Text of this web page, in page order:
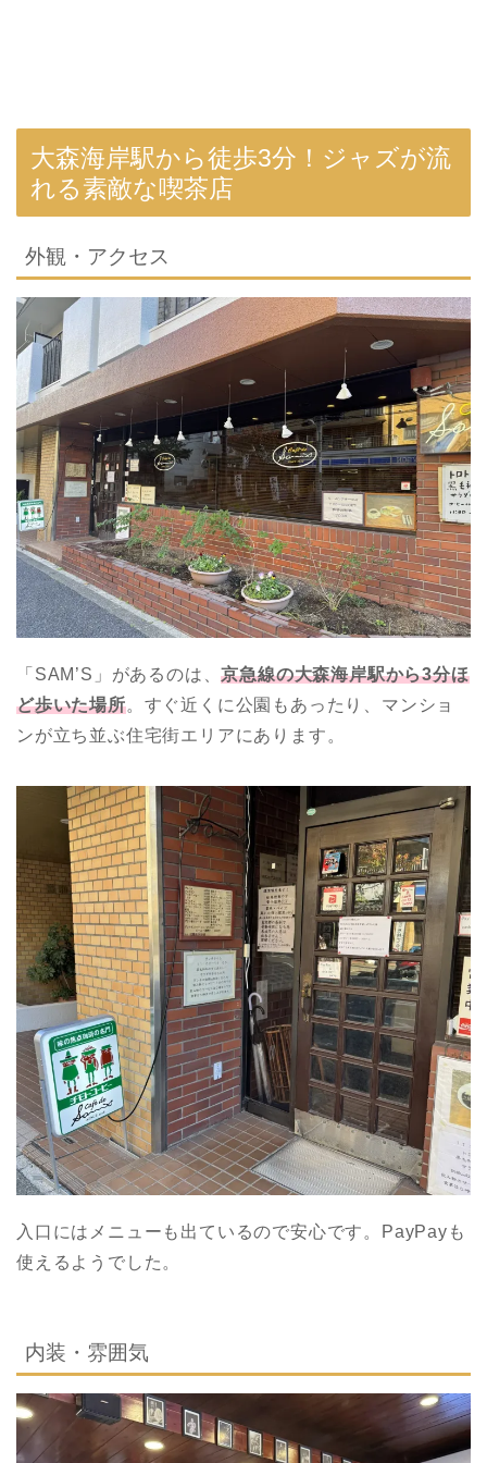
大森海岸駅から徒歩3分！ジャズが流
れる素敵な喫茶店
外観・アクセス
「SAM’S」があるのは、京急線の大森海岸駅から3分ほ
ど歩いた場所。すぐ近くに公園もあったり、マンショ
ンが立ち並ぶ住宅街エリアにあります。
入口にはメニューも出ているので安心です。PayPayも
使えるようでした。
内装・雰囲気